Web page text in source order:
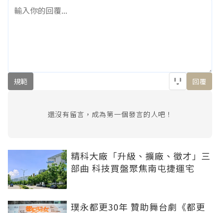
規範 回覆
還沒有留言，成為第一個發言的人吧！
精科大廠「升級、擴廠、徵才」三
部曲 科技買盤聚焦南屯捷運宅
璞永都更30年 贊助舞台劇《都更